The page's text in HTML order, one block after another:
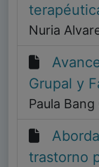
Nuria
Grupal y
Paula
trastorno